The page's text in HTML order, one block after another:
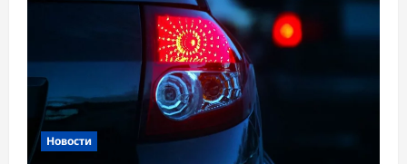
Новости